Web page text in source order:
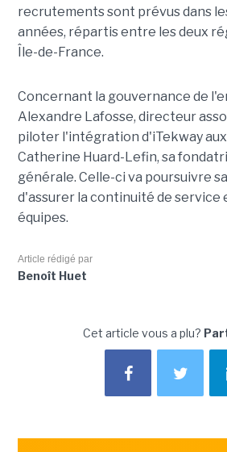
recrutements sont prévus dans
années, répartis entre les deux
Île-de-France.
Concernant la gouvernance de
Alexandre Lafosse, directeur
piloter l'intégration d'iTekway
Catherine Huard-Lefin, sa
générale. Celle-ci va poursuivre
d'assurer la continuité de service
équipes.
Article rédigé par
Benoît Huet
Cet article vous a plu?